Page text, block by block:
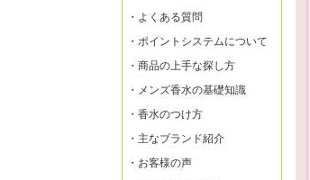
・ よくある質問
・ ポイントシステムについて
・ 商品の上手な探し方
・ メンズ香水の基礎知識
・ 香水のつけ方
・ 主なブランド紹介
・ お客様の声